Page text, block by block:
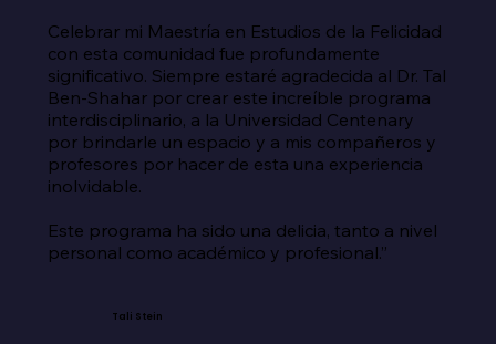
Celebrar mi Maestría en Estudios de la Felicidad
con esta comunidad fue profundamente
significativo. Siempre estaré agradecida al Dr. Tal
Ben-Shahar por crear este increíble programa
interdisciplinario, a la Universidad Centenary
por brindarle un espacio y a mis compañeros y
profesores por hacer de esta una experiencia
inolvidable.
Este programa ha sido una delicia, tanto a nivel
personal como académico y profesional.”
Tali Stein